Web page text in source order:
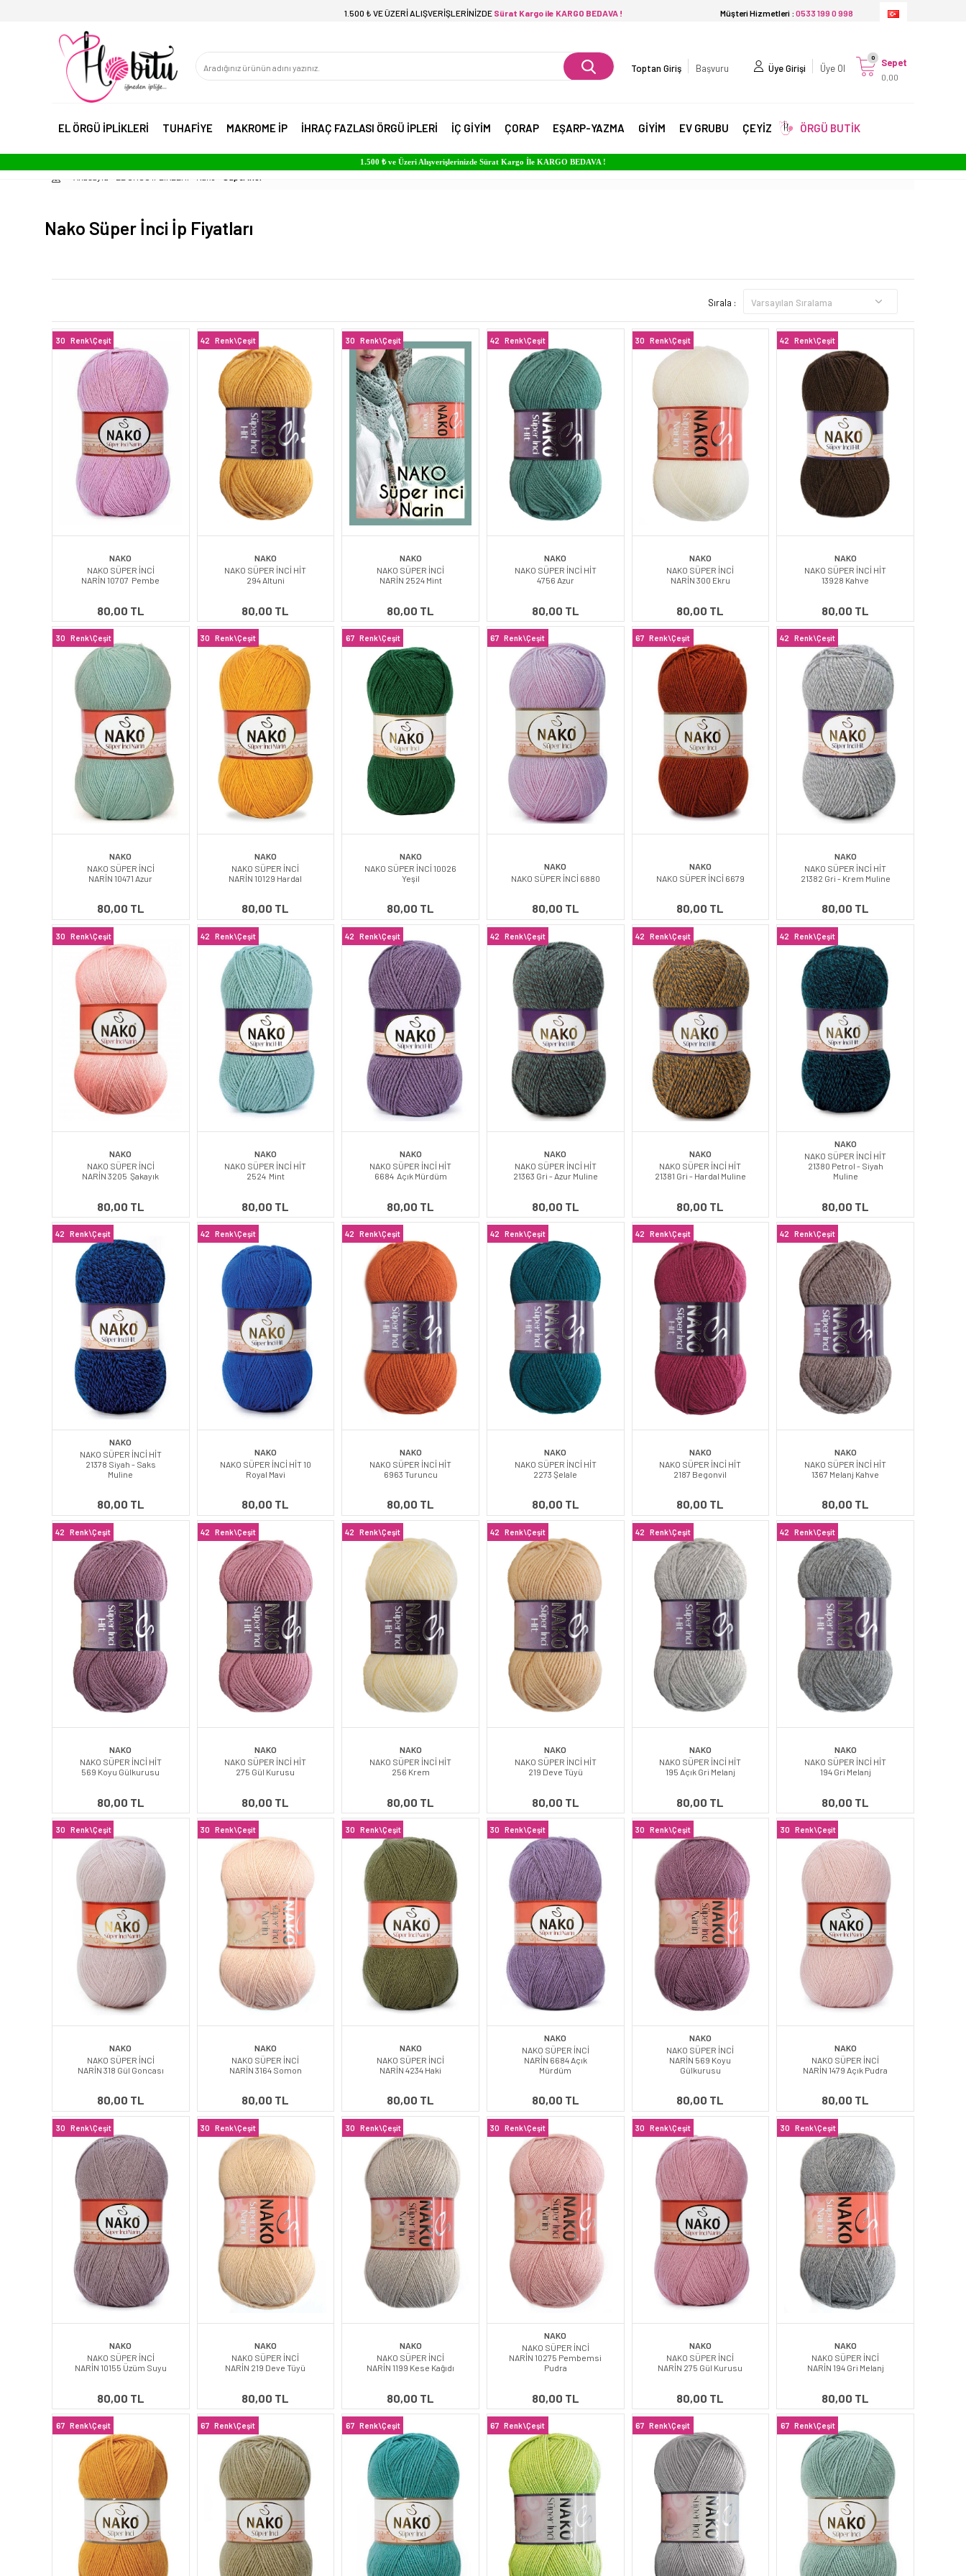
1.500 ₺ VE ÜZERİ ALIŞVERİŞLERİNİZDE Sürat Kargo ile KARGO BEDAVA ! Müşteri Hizmetleri : 0533 199 0 998
Başvuru
Toptan Giriş Üye Girişi Üye Ol Sepet
0,00
0
EL ÖRGÜ İPLİKLERİ TUHAFİYE MAKROME İP İHRAÇ FAZLASI ÖRGÜ İPLERİ İÇ GİYİM ÇORAP EŞARP-YAZMA GİYİM EV GRUBU ÇEYİZ ÖRGÜ BUTİK
1.500 ₺ ve Üzeri Alışverişlerinizde Sürat Kargo İle KARGO BEDAVA !
Nako Süper İnci İp Fiyatları
Sırala :
30 Renk\Çeşit
NAKO
NAKO SÜPER İNCİ
NARİN 10707 Pembe
80,00 TL
42 Renk\Çeşit
NAKO
NAKO SÜPER İNCİ HİT
294 Altuni
80,00 TL
30 Renk\Çeşit
NAKO
NAKO SÜPER İNCİ
NARİN 2524 Mint
80,00 TL
42 Renk\Çeşit
NAKO
NAKO SÜPER İNCİ HİT
4756 Azur
80,00 TL
30 Renk\Çeşit
NAKO
NAKO SÜPER İNCİ
NARİN 300 Ekru
80,00 TL
42 Renk\Çeşit
NAKO
NAKO SÜPER İNCİ HİT
13928 Kahve
80,00 TL
30 Renk\Çeşit
NAKO
NAKO SÜPER İNCİ
NARİN 10471 Azur
80,00 TL
30 Renk\Çeşit
NAKO
NAKO SÜPER İNCİ
NARİN 10129 Hardal
80,00 TL
67 Renk\Çeşit
NAKO
NAKO SÜPER İNCİ 10026
Yeşil
80,00 TL
67 Renk\Çeşit
NAKO
NAKO SÜPER İNCİ 6880
80,00 TL
67 Renk\Çeşit
NAKO
NAKO SÜPER İNCİ 6679
80,00 TL
42 Renk\Çeşit
NAKO
NAKO SÜPER İNCİ HİT
21382 Gri - Krem Muline
80,00 TL
30 Renk\Çeşit
NAKO
NAKO SÜPER İNCİ
NARİN 3205 Şakayık
80,00 TL
42 Renk\Çeşit
NAKO
NAKO SÜPER İNCİ HİT
2524 Mint
80,00 TL
42 Renk\Çeşit
NAKO
NAKO SÜPER İNCİ HİT
6684 Açık Mürdüm
80,00 TL
42 Renk\Çeşit
NAKO
NAKO SÜPER İNCİ HİT
21363 Gri - Azur Muline
80,00 TL
42 Renk\Çeşit
NAKO
NAKO SÜPER İNCİ HİT
21381 Gri - Hardal Muline
80,00 TL
42 Renk\Çeşit
NAKO
NAKO SÜPER İNCİ HİT
21380 Petrol - Siyah
Muline
80,00 TL
42 Renk\Çeşit
NAKO
NAKO SÜPER İNCİ HİT
21378 Siyah - Saks
Muline
80,00 TL
42 Renk\Çeşit
NAKO
NAKO SÜPER İNCİ HİT 10
Royal Mavi
80,00 TL
42 Renk\Çeşit
NAKO
NAKO SÜPER İNCİ HİT
6963 Turuncu
80,00 TL
42 Renk\Çeşit
NAKO
NAKO SÜPER İNCİ HİT
2273 Şelale
80,00 TL
42 Renk\Çeşit
NAKO
NAKO SÜPER İNCİ HİT
2187 Begonvil
80,00 TL
42 Renk\Çeşit
NAKO
NAKO SÜPER İNCİ HİT
1367 Melanj Kahve
80,00 TL
42 Renk\Çeşit
NAKO
NAKO SÜPER İNCİ HİT
569 Koyu Gülkurusu
80,00 TL
42 Renk\Çeşit
NAKO
NAKO SÜPER İNCİ HİT
275 Gül Kurusu
80,00 TL
42 Renk\Çeşit
NAKO
NAKO SÜPER İNCİ HİT
256 Krem
80,00 TL
42 Renk\Çeşit
NAKO
NAKO SÜPER İNCİ HİT
219 Deve Tüyü
80,00 TL
42 Renk\Çeşit
NAKO
NAKO SÜPER İNCİ HİT
195 Açık Gri Melanj
80,00 TL
42 Renk\Çeşit
NAKO
NAKO SÜPER İNCİ HİT
194 Gri Melanj
80,00 TL
30 Renk\Çeşit
NAKO
NAKO SÜPER İNCİ
NARİN 318 Gül Goncası
80,00 TL
30 Renk\Çeşit
NAKO
NAKO SÜPER İNCİ
NARİN 3164 Somon
80,00 TL
30 Renk\Çeşit
NAKO
NAKO SÜPER İNCİ
NARİN 4234 Haki
80,00 TL
30 Renk\Çeşit
NAKO
NAKO SÜPER İNCİ
NARİN 6684 Açık
Mürdüm
80,00 TL
30 Renk\Çeşit
NAKO
NAKO SÜPER İNCİ
NARİN 569 Koyu
Gülkurusu
80,00 TL
30 Renk\Çeşit
NAKO
NAKO SÜPER İNCİ
NARİN 1479 Açık Pudra
80,00 TL
30 Renk\Çeşit
NAKO
NAKO SÜPER İNCİ
NARİN 10155 Üzüm Suyu
80,00 TL
30 Renk\Çeşit
NAKO
NAKO SÜPER İNCİ
NARİN 219 Deve Tüyü
80,00 TL
30 Renk\Çeşit
NAKO
NAKO SÜPER İNCİ
NARİN 1199 Kese Kağıdı
80,00 TL
30 Renk\Çeşit
NAKO
NAKO SÜPER İNCİ
NARİN 10275 Pembemsi
Pudra
80,00 TL
30 Renk\Çeşit
NAKO
NAKO SÜPER İNCİ
NARİN 275 Gül Kurusu
80,00 TL
30 Renk\Çeşit
NAKO
NAKO SÜPER İNCİ
NARİN 194 Gri Melanj
80,00 TL
67 Renk\Çeşit 67 Renk\Çeşit 67 Renk\Çeşit 67 Renk\Çeşit 67 Renk\Çeşit 67 Renk\Çeşit